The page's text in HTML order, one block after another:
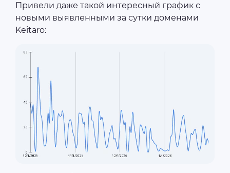
Привели даже такой интересный график с
новыми выявленными за сутки доменами
Keitaro: